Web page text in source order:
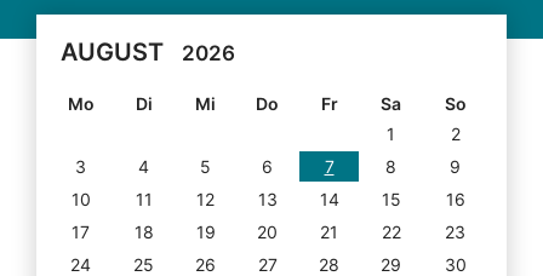
AUGUST 2026
Mo Di Mi Do Fr Sa
So
1
2
3
4 5 6 7 8
9
10
11 12 13 14 15
16
17
18 19 20 21 22
23
24
25 26 27 28 29
30